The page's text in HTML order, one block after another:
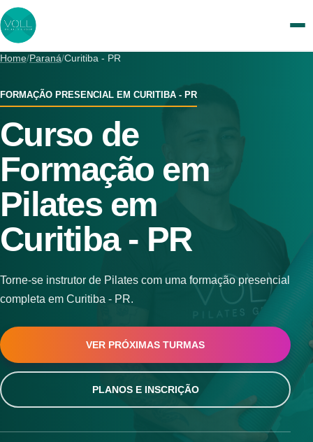
INSCREVER-SE
RECEBER CONTATO AGORA
FORMAÇÃO COMPLETA ONLINE
Home/Paraná/Curitiba - PR
FORMAÇÃO PRESENCIAL EM CURITIBA - PR
Curso de
Formação em
Pilates em
Curitiba - PR
Torne-se instrutor de Pilates com uma formação presencial
completa em Curitiba - PR.
VER PRÓXIMAS TURMAS
PLANOS E INSCRIÇÃO